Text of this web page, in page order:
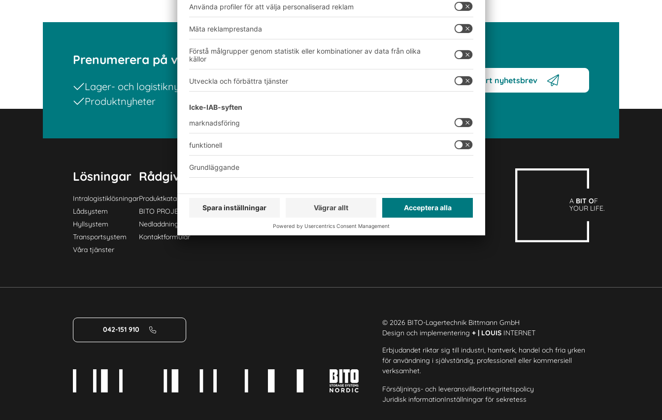
Prenumerera på vårt nyhetsbrev:
Lager- och logistiknyheter
Exklusiva erbjudanden
Produktnyheter
Prenumerera på vårt nyhetsbrev
Lösningar
Intralogistiklösningar
Lådsystem
Hyllsystem
Transportsystem
Våra tjänster
Rådgivning & service
Produktkatalog
BITO PROJEKTGUIDE
Nedladdningar
Kontaktformulär
Företag
Vårt globala nätverk
Våra produktionsanläggningar
Följ oss
A BIT OF
YOUR LIFE.
042-151 910
© 2026 BITO-Lagertechnik Bittmann GmbH
Design och implementering+ | LOUIS INTERNET
Erbjudandet riktar sig till industri, hantverk, handel och fria yrken
för användning i självständig, professionell eller kommersiell
verksamhet.
Försäljnings- och leveransvillkorIntegritetspolicy
Juridisk informationInställningar för sekretess